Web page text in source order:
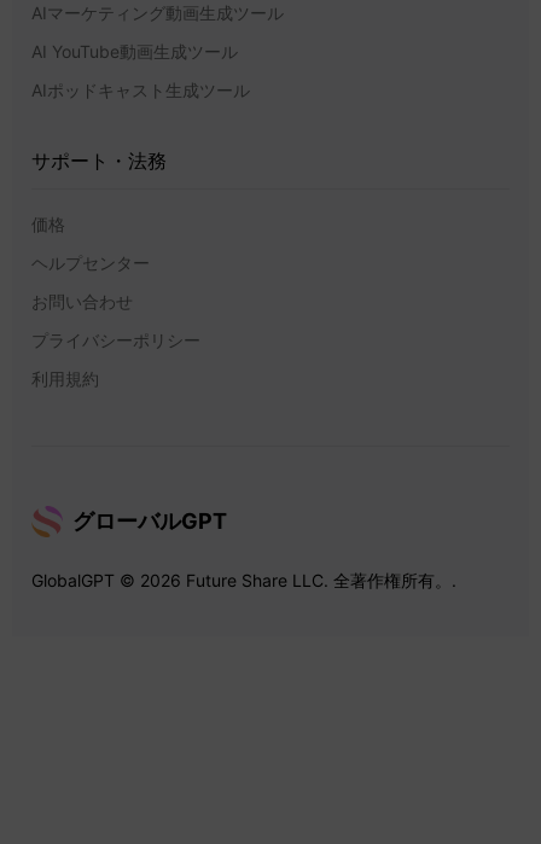
AIマーケティング動画生成ツール
AI YouTube動画生成ツール
AIポッドキャスト生成ツール
サポート・法務
価格
ヘルプセンター
お問い合わせ
プライバシーポリシー
利用規約
グローバルGPT
GlobalGPT © 2026 Future Share LLC. 全著作権所有。.